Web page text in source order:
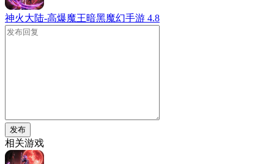
神火大陆-高爆魔王暗黑魔幻手游 4.8
发布
相关游戏